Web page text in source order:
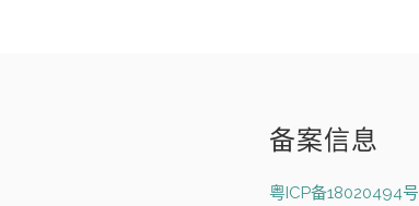
备案信息
粤ICP备18020494号